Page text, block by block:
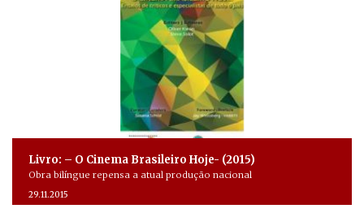
Livro: – O Cinema Brasileiro Hoje- (2015)
Obra bilíngue repensa a atual produção nacional
29.11.2015